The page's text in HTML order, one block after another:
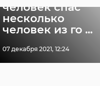
человек спас
несколько
человек из го ...
07 декабря 2021, 12:24